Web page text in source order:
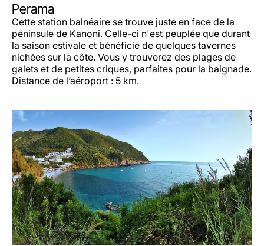
Perama
Cette station balnéaire se trouve juste en face de la
péninsule de Kanoni. Celle-ci n'est peuplée que durant
la saison estivale et bénéficie de quelques tavernes
nichées sur la côte. Vous y trouverez des plages de
galets et de petites criques, parfaites pour la baignade.
Distance de l’aéroport : 5 km.